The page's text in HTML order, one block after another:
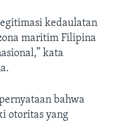
kedaulatan
maritim Filipina
kata
bahwa
otoritas yang